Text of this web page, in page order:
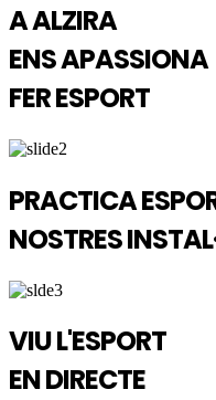
A ALZIRA
ENS APASSIONA
FER ESPORT
PRACTICA
NOSTRES
VIU L'ESPORT
EN DIRECTE